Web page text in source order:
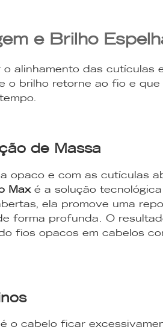
e Brilho
alinhamento das cutículas
o brilho retorne ao fio e
de Massa
opaco e com as cutículas
Maxé a solução
ela promove uma
forma profunda. O
fios opacos em cabelos
o cabelo ficar